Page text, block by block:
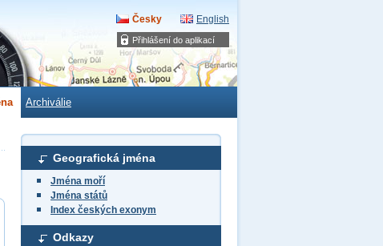
Přihlášení do aplikací
Česky English
Archiválie
Geografická jména
Jména moří
Jména států
Index českých exonym
Odkazy